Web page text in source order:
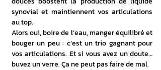
synovial et maintiennent vos articulations
au top.
Alors oui, boire de l’eau, manger équilibré et
bouger un peu : c’est un trio gagnant pour
vos articulations. Et si vous avez un doute…
buvez un verre. Ça ne peut pas faire de mal.